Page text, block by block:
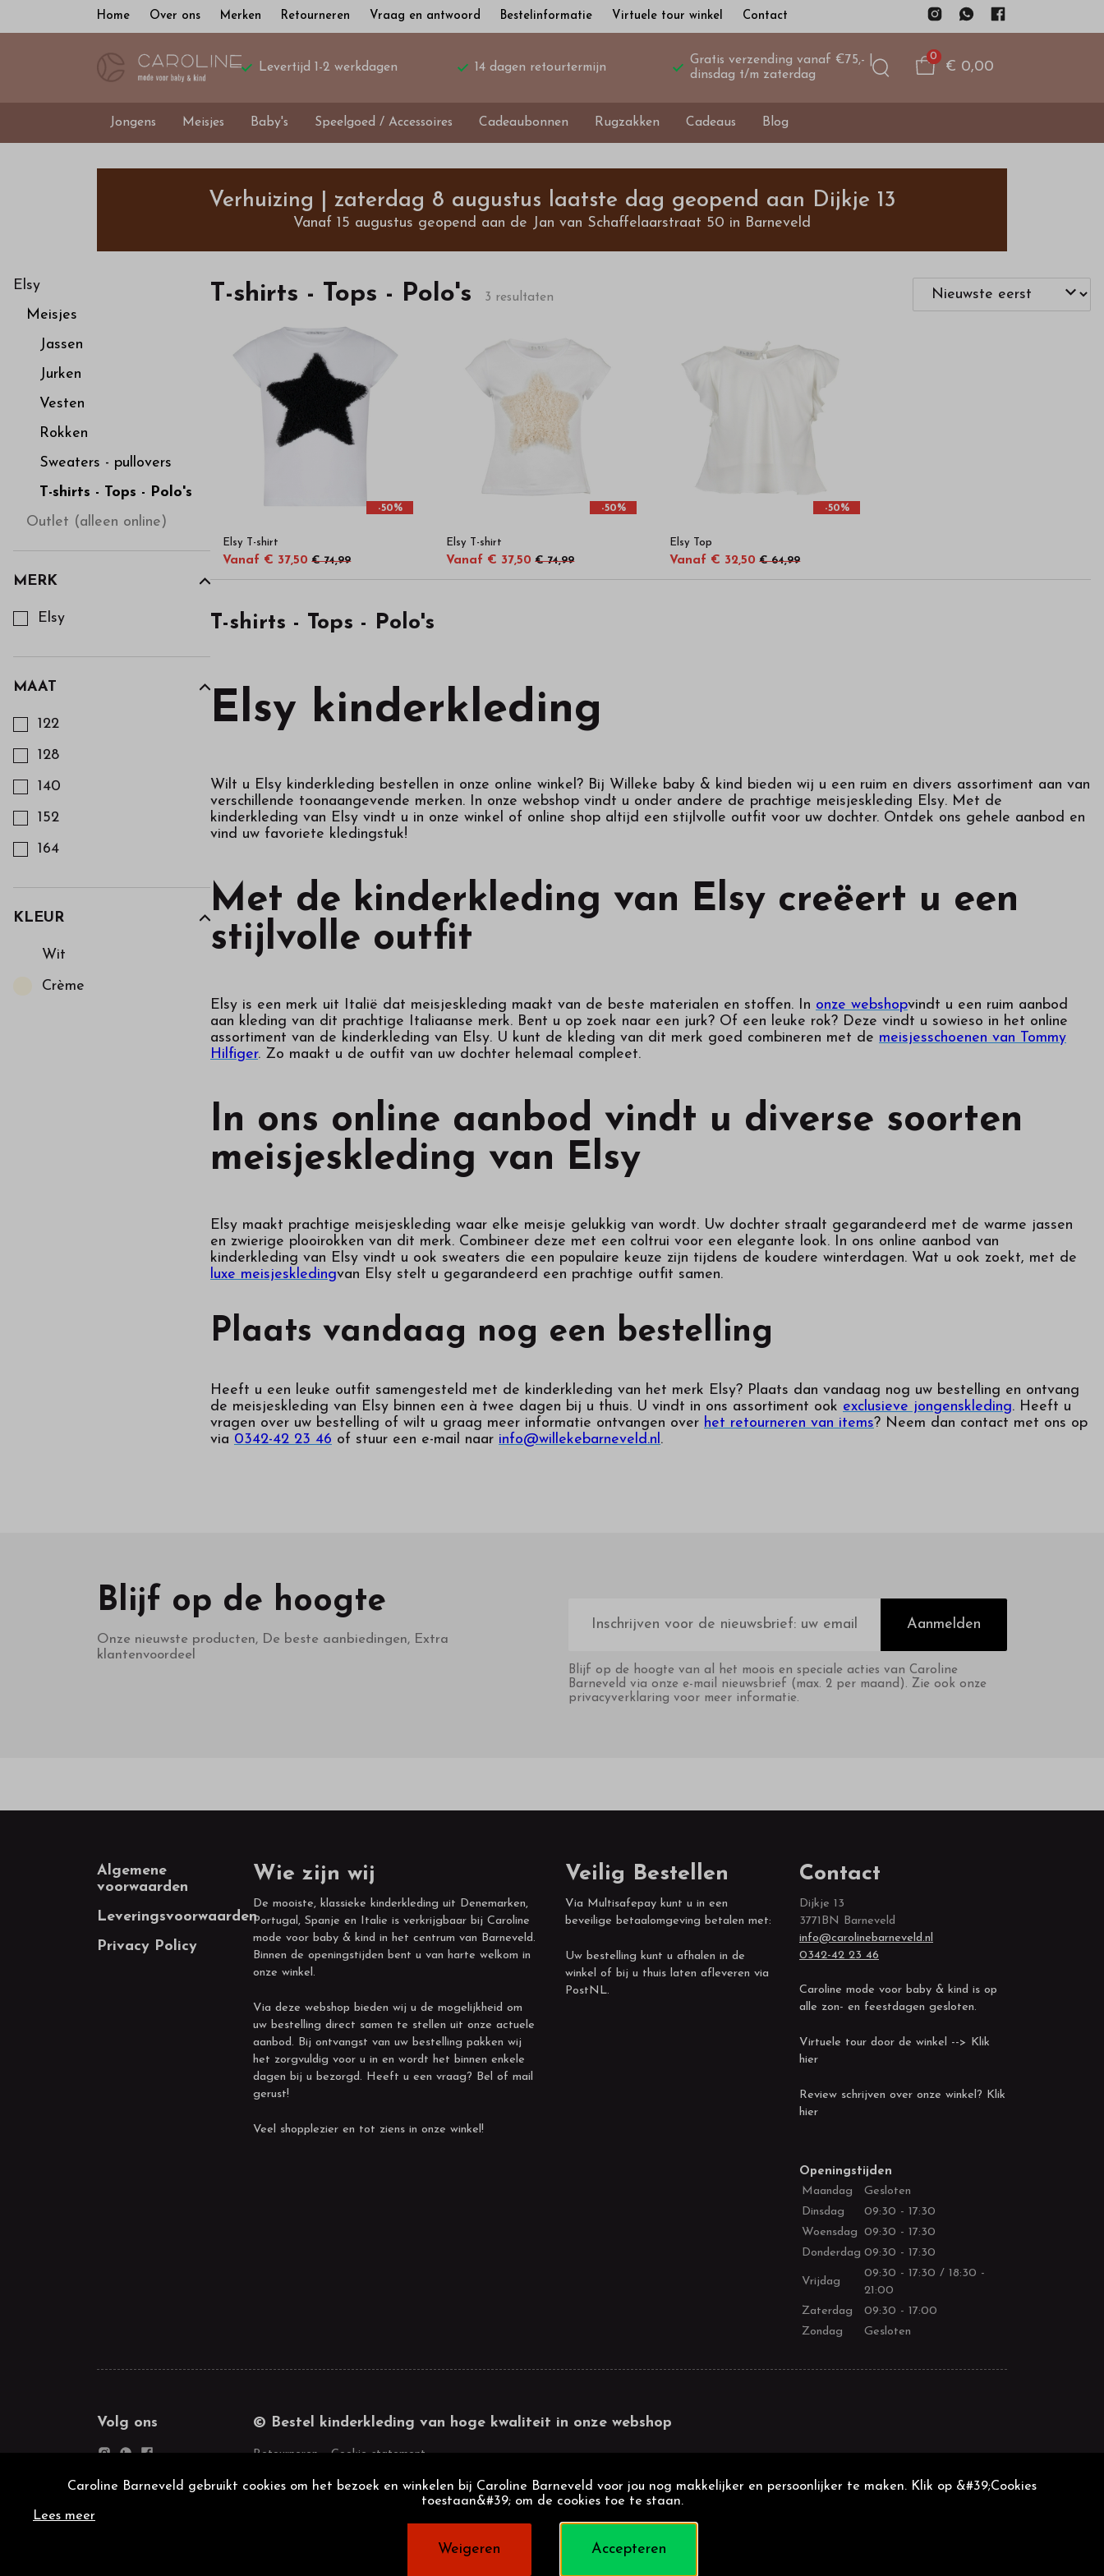
Home Over ons Merken Retourneren Vraag en antwoord Bestelinformatie Virtuele tour winkel Contact
Levertijd 1-2 werkdagen 14 dagen retourtermijn
Gratis verzending vanaf €75,- |
dinsdag t/m zaterdag
0
€ 0,00
Jongens Meisjes Baby's Speelgoed / Accessoires Cadeaubonnen Rugzakken Cadeaus Blog
Tops
Polo's
Bestel
kinderkleding
van
hoge
kwaliteit
in
onze
webshop
Verhuizing | zaterdag 8 augustus laatste dag geopend aan Dijkje 13
Vanaf 15 augustus geopend aan de Jan van Schaffelaarstraat 50 in Barneveld
Elsy
Meisjes
Jassen
Jurken
Vesten
Rokken
Sweaters - pullovers
T-shirts - Tops - Polo's
Outlet (alleen online)
MERK
Elsy
MAAT
Kies een Maat om op te filteren
122
128
140
152
164
KLEUR
Kies een Kleur om op te filteren
Wit
Crème
T-shirts - Tops - Polo's 3 resultaten
-50%
Elsy T-shirt
Vanaf € 37,50 € 74,99
-50%
Elsy T-shirt
Vanaf € 37,50 € 74,99
-50%
Elsy Top
Vanaf € 32,50 € 64,99
T-shirts - Tops - Polo's
Elsy kinderkleding
Wilt u Elsy kinderkleding bestellen in onze online winkel? Bij Willeke baby & kind bieden wij u een ruim en divers assortiment aan van
verschillende toonaangevende merken. In onze webshop vindt u onder andere de prachtige meisjeskleding Elsy. Met de
kinderkleding van Elsy vindt u in onze winkel of online shop altijd een stijlvolle outfit voor uw dochter. Ontdek ons gehele aanbod en
vind uw favoriete kledingstuk!
Met de kinderkleding van Elsy creëert u een
stijlvolle outfit
Elsy is een merk uit Italië dat meisjeskleding maakt van de beste materialen en stoffen. In onze webshopvindt u een ruim aanbod
aan kleding van dit prachtige Italiaanse merk. Bent u op zoek naar een jurk? Of een leuke rok? Deze vindt u sowieso in het online
assortiment van de kinderkleding van Elsy. U kunt de kleding van dit merk goed combineren met de meisjesschoenen van Tommy
Hilfiger. Zo maakt u de outfit van uw dochter helemaal compleet.
In ons online aanbod vindt u diverse soorten
meisjeskleding van Elsy
Elsy maakt prachtige meisjeskleding waar elke meisje gelukkig van wordt. Uw dochter straalt gegarandeerd met de warme jassen
en zwierige plooirokken van dit merk. Combineer deze met een coltrui voor een elegante look. In ons online aanbod van
kinderkleding van Elsy vindt u ook sweaters die een populaire keuze zijn tijdens de koudere winterdagen. Wat u ook zoekt, met de
luxe meisjeskledingvan Elsy stelt u gegarandeerd een prachtige outfit samen.
Plaats vandaag nog een bestelling
Heeft u een leuke outfit samengesteld met de kinderkleding van het merk Elsy? Plaats dan vandaag nog uw bestelling en ontvang
de meisjeskleding van Elsy binnen een à twee dagen bij u thuis. U vindt in ons assortiment ook exclusieve jongenskleding. Heeft u
vragen over uw bestelling of wilt u graag meer informatie ontvangen over het retourneren van items? Neem dan contact met ons op
via 0342-42 23 46 of stuur een e-mail naar info@willekebarneveld.nl.
Blijf op de hoogte
Onze nieuwste producten, De beste aanbiedingen, Extra
klantenvoordeel
mailadres
Aanmelden
Blijf op de hoogte van al het moois en speciale acties van Caroline
Barneveld via onze e-mail nieuwsbrief (max. 2 per maand). Zie ook onze
privacyverklaring voor meer informatie.
Footer
Algemene
voorwaarden
Leveringsvoorwaarden
Privacy Policy
Wie zijn wij
De mooiste, klassieke kinderkleding uit Denemarken,
Portugal, Spanje en Italie is verkrijgbaar bij Caroline
mode voor baby & kind in het centrum van Barneveld.
Binnen de openingstijden bent u van harte welkom in
onze winkel.
Via deze webshop bieden wij u de mogelijkheid om
uw bestelling direct samen te stellen uit onze actuele
aanbod. Bij ontvangst van uw bestelling pakken wij
het zorgvuldig voor u in en wordt het binnen enkele
dagen bij u bezorgd. Heeft u een vraag? Bel of mail
gerust!
Veel shopplezier en tot ziens in onze winkel!
Veilig Bestellen
Via Multisafepay kunt u in een
beveilige betaalomgeving betalen met:
Uw bestelling kunt u afhalen in de
winkel of bij u thuis laten afleveren via
PostNL.
Contact
Dijkje 13
3771BN Barneveld
info@carolinebarneveld.nl
0342-42 23 46
Caroline mode voor baby & kind is op
alle zon- en feestdagen gesloten.
Virtuele tour door de winkel --> Klik
hier
Review schrijven over onze winkel? Klik
hier
Openingstijden
Maandag
Gesloten
Dinsdag
09:30 - 17:30
Woensdag 09:30 - 17:30
Donderdag 09:30 - 17:30
Vrijdag
09:30 - 17:30 / 18:30 -
21:00
Zaterdag
09:30 - 17:00
Zondag
Gesloten
Volg ons © Bestel kinderkleding van hoge kwaliteit in onze webshop
Retourneren Cookie statement
Caroline Barneveld gebruikt cookies om het bezoek en winkelen bij Caroline Barneveld voor jou nog makkelijker en persoonlijker te maken. Klik op &#39;Cookies
toestaan&#39; om de cookies toe te staan.
Lees meer
Weigeren Accepteren